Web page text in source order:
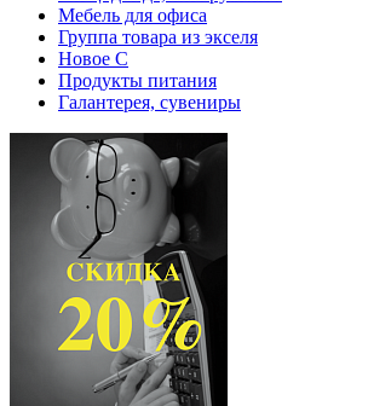
Мебель для офиса
Группа товара из экселя
Новое С
Продукты питания
Галантерея, сувениры